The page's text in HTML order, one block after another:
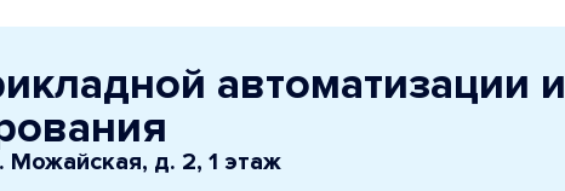
автоматизации и
Можайская, д. 2, 1 этаж